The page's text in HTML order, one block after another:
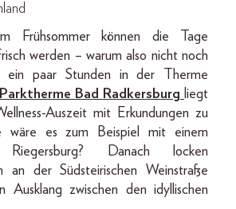
Frühsommer können die Tage
werden – warum also nicht noch
ein paar Stunden in der Therme
Parktherme Bad Radkersburg liegt
Auszeit mit Erkundungen zu
wäre es zum Beispiel mit einem
Danach locken
an der Südsteirischen Weinstraße
Ausklang zwischen den idyllischen